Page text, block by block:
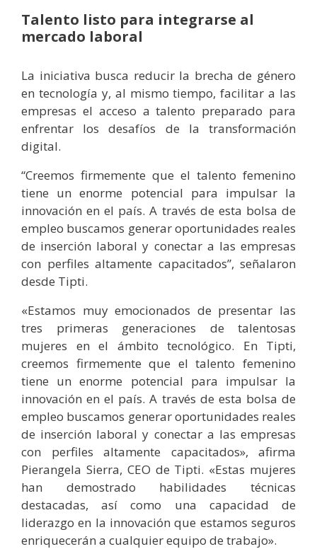
Talento listo para integrarse al
mercado laboral
La iniciativa busca reducir la brecha de género
en tecnología y, al mismo tiempo, facilitar a las
empresas el acceso a talento preparado para
enfrentar los desafíos de la transformación
digital.
“Creemos firmemente que el talento femenino
tiene un enorme potencial para impulsar la
innovación en el país. A través de esta bolsa de
empleo buscamos generar oportunidades reales
de inserción laboral y conectar a las empresas
con perfiles altamente capacitados”, señalaron
desde Tipti.
«Estamos muy emocionados de presentar las
tres primeras generaciones de talentosas
mujeres en el ámbito tecnológico. En Tipti,
creemos firmemente que el talento femenino
tiene un enorme potencial para impulsar la
innovación en el país. A través de esta bolsa de
empleo buscamos generar oportunidades reales
de inserción laboral y conectar a las empresas
con perfiles altamente capacitados», afirma
Pierangela Sierra, CEO de Tipti. «Estas mujeres
han demostrado habilidades técnicas
destacadas, así como una capacidad de
liderazgo en la innovación que estamos seguros
enriquecerán a cualquier equipo de trabajo».